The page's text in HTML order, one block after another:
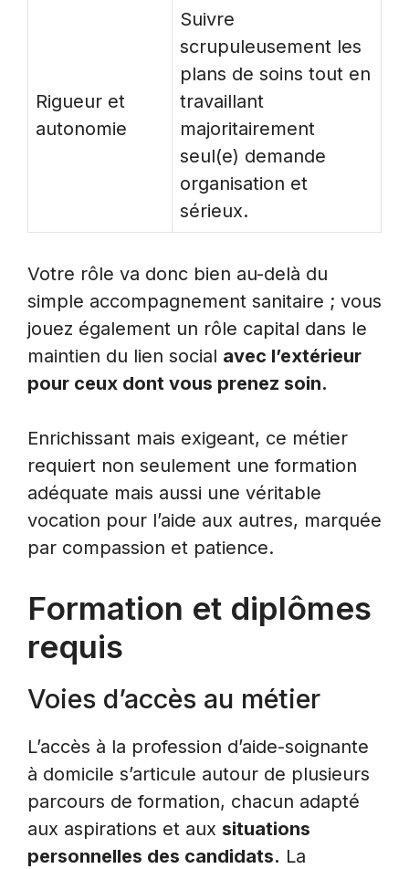
Rigueur et
autonomie
Suivre
scrupuleusement les
plans de soins tout en
travaillant
majoritairement
seul(e) demande
organisation et
sérieux.
Votre rôle va donc bien au-delà du
simple accompagnement sanitaire ; vous
jouez également un rôle capital dans le
maintien du lien social avec l’extérieur
pour ceux dont vous prenez soin.
Enrichissant mais exigeant, ce métier
requiert non seulement une formation
adéquate mais aussi une véritable
vocation pour l’aide aux autres, marquée
par compassion et patience.
Formation et diplômes
requis
Voies d’accès au métier
L’accès à la profession d’aide-soignante
à domicile s’articule autour de plusieurs
parcours de formation, chacun adapté
aux aspirations et aux situations
personnelles des candidats. La